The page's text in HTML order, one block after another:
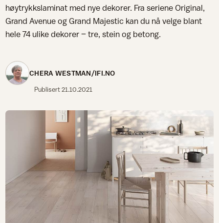
høytrykkslaminat med nye dekorer. Fra seriene Original,
Grand Avenue og Grand Majestic kan du nå velge blant
hele 74 ulike dekorer – tre, stein og betong.
CHERA WESTMAN/IFI.NO
Publisert21.10.2021